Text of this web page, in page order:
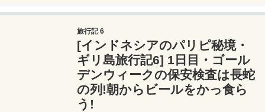
に乗り込む。
旅行記 6
[インドネシアのパリピ秘境・
ギリ島旅行記6] 1日目・ゴール
デンウィークの保安検査は長蛇
の列!朝からビールをかっ食ら
う!